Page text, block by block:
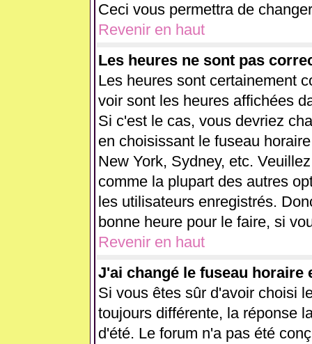
Ceci vous permettra de
Revenir en haut
Les heures ne sont pas
Les heures sont certainement
voir sont les heures affichées
Si c'est le cas, vous devriez
en choisissant le fuseau
New York, Sydney, etc.
comme la plupart des autres
les utilisateurs enregistrés.
bonne heure pour le faire, si
Revenir en haut
J'ai changé le fuseau
Si vous êtes sûr d'avoir choisi
toujours différente, la réponse
d'été. Le forum n'a pas été